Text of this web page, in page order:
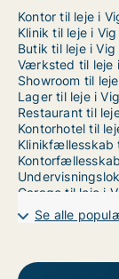
Kontor til leje i
Klinik til leje i Vig
Butik til leje i Vig
Værksted til leje
Showroom til
Lager til leje i Vig
Restaurant til
Kontorhotel til
Klinikfællesskab
Garage til leje i
Se alle